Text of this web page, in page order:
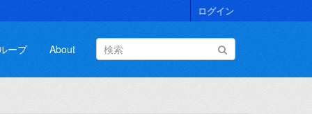
ログイン
ープ About